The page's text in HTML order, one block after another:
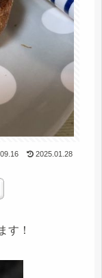
2025.01.28
す！